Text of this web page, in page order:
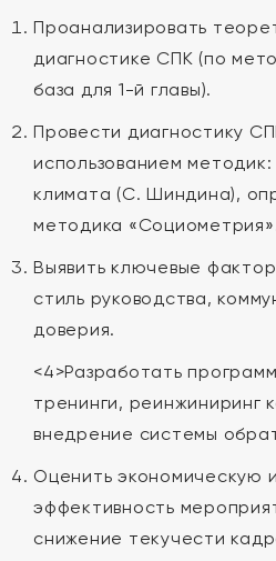
Проанализировать
диагностике СПК (по
база для 1-й главы).
Провести диагностику
использованием
климата (С. Шиндина),
методика
Выявить ключевые
стиль руководства,
доверия.
<4>Разработать
тренинги, реинжиниринг
внедрение системы
Оценить экономическую
эффективность
снижение текучести